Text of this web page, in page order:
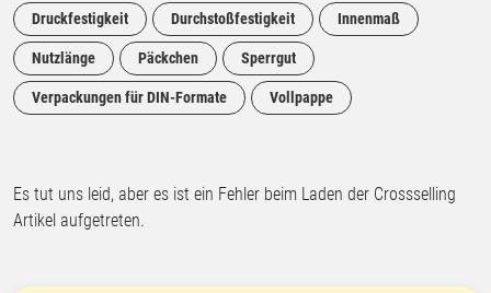
Druckfestigkeit Durchstoßfestigkeit Innenmaß
Nutzlänge Päckchen Sperrgut
Verpackungen für DIN-Formate Vollpappe
Es tut uns leid, aber es ist ein Fehler beim Laden der Crossselling
Artikel aufgetreten.